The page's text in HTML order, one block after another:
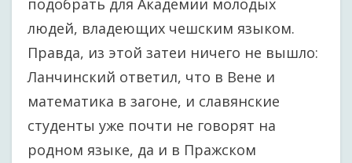
подобрать для Академии молодых
людей, владеющих чешским языком.
Правда, из этой затеи ничего не вышло:
Ланчинский ответил, что в Вене и
математика в загоне, и славянские
студенты уже почти не говорят на
родном языке, да и в Пражском